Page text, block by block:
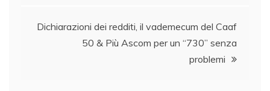
Dichiarazioni dei redditi, il vademecum del Caaf
50 & Più Ascom per un “730” senza
problemi